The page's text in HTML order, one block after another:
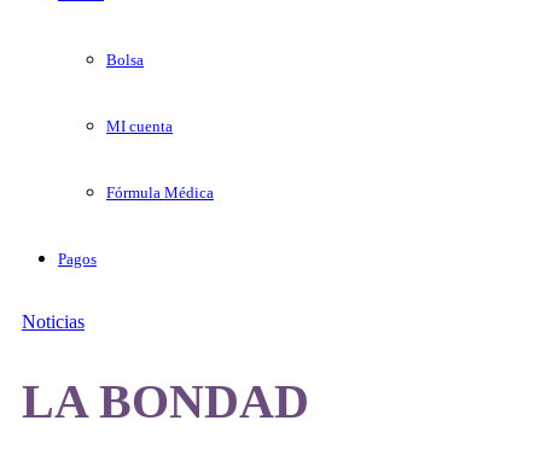
Bolsa
MI cuenta
Fórmula Médica
Pagos
Noticias
LA BONDAD